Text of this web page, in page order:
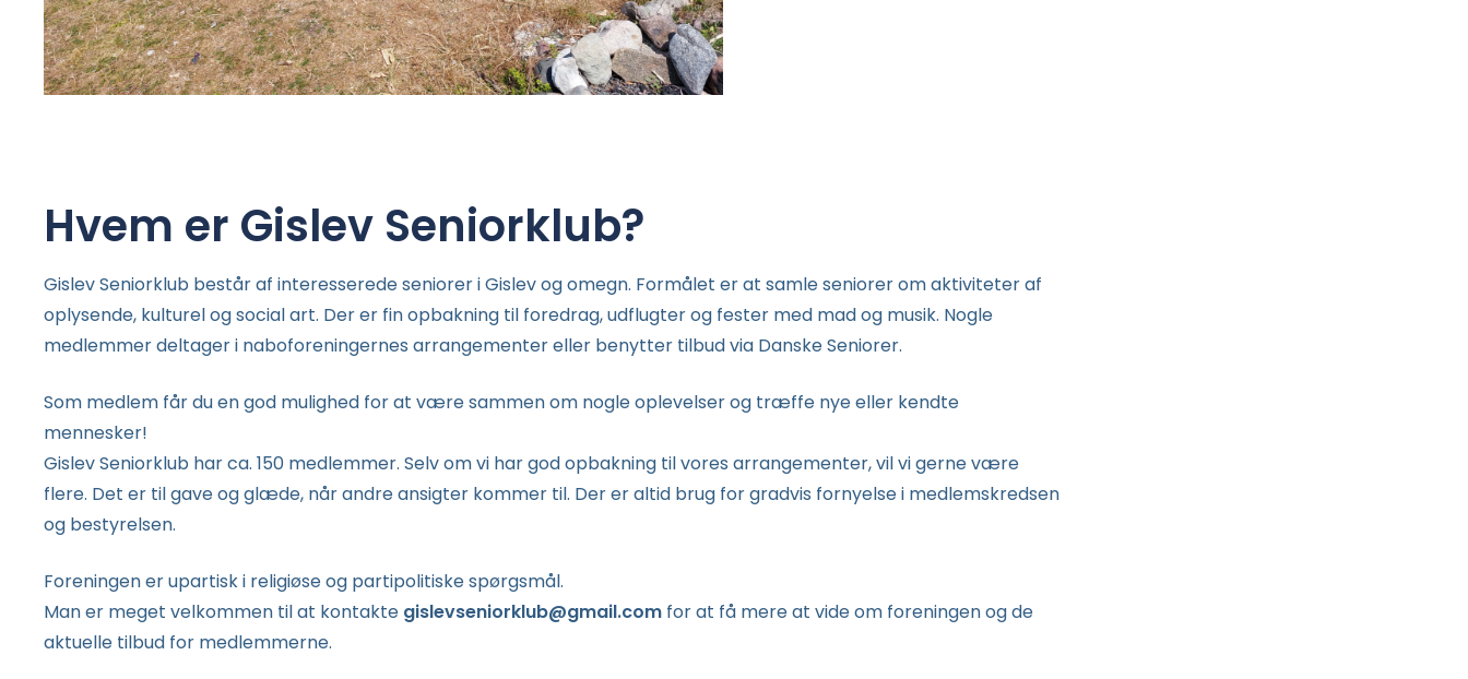
Hvem er Gislev Seniorklub?
Gislev Seniorklub består af interesserede seniorer i Gislev og omegn. Formålet er at samle seniorer om aktiviteter af
oplysende, kulturel og social art. Der er fin opbakning til foredrag, udflugter og fester med mad og musik. Nogle
medlemmer deltager i naboforeningernes arrangementer eller benytter tilbud via Danske Seniorer.
Som medlem får du en god mulighed for at være sammen om nogle oplevelser og træffe nye eller kendte
mennesker!
Gislev Seniorklub har ca. 150 medlemmer. Selv om vi har god opbakning til vores arrangementer, vil vi gerne være
flere. Det er til gave og glæde, når andre ansigter kommer til. Der er altid brug for gradvis fornyelse i medlemskredsen
og bestyrelsen.
Foreningen er upartisk i religiøse og partipolitiske spørgsmål.
Man er meget velkommen til at kontakte gislevseniorklub@gmail.com for at få mere at vide om foreningen og de
aktuelle tilbud for medlemmerne.